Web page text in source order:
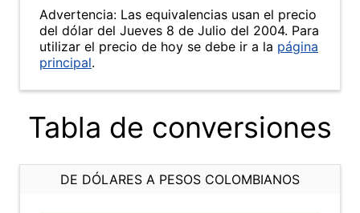
Advertencia: Las equivalencias usan el precio
del dólar del Jueves 8 de Julio del 2004. Para
utilizar el precio de hoy se debe ir a la página
principal.
Tabla de conversiones
DE DÓLARES A PESOS COLOMBIANOS